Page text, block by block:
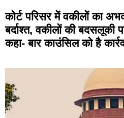
कोर्ट परिसर में वकीलों का
बर्दाश्त, वकीलों की बदसलूकी
कहा- बार काउंसिल को है